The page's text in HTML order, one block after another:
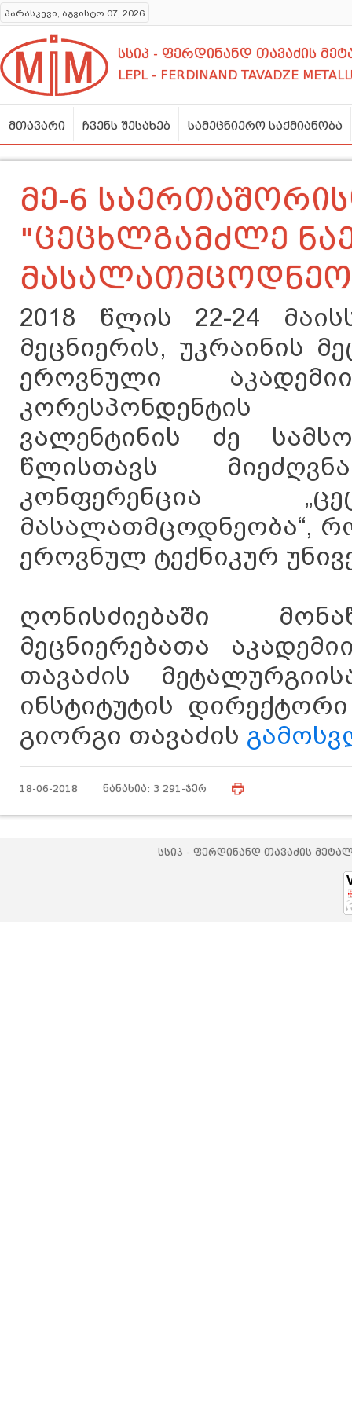
პარასკევი, აგვისტო 07, 2026
სსიპ - ფერდინანდ თავაძის
LEPL - FERDINAND TAVADZE
მთავარი ჩვენს შესახებ სამეცნიერო საქმიანობა
მე-6
"ცეცხლგამძლე
2018 წლის 22-24
მეცნიერის, უკრაინის
ეროვნული
კორესპონდენტის
ვალენტინის ძე
წლისთავს
კონფერენცია
მასალათმცოდნეობა“,
ეროვნულ ტექნიკურ
ღონისძიებაში
მეცნიერებათა
თავაძის
ინსტიტუტის
გიორგი თავაძის
18-06-2018 ნანახია: 3 291-ჯერ
სსიპ - ფერდინანდ თავაძის